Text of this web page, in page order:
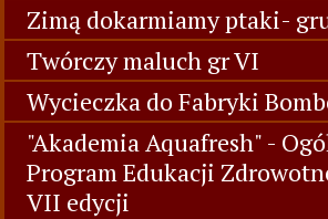
Zimą dokarmiamy ptaki-
Twórczy maluch gr VI
Wycieczka do Fabryki
"Akademia Aquafresh" -
Program Edukacji
VII edycji